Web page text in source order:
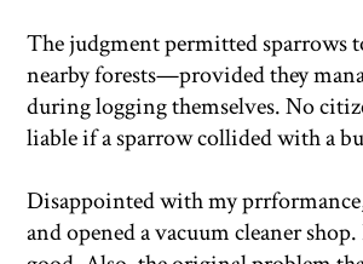
The judgment permitted sparrows
nearby forests—provided they
during logging themselves. No
liable if a sparrow collided with a
Disappointed with my
and opened a vacuum cleaner